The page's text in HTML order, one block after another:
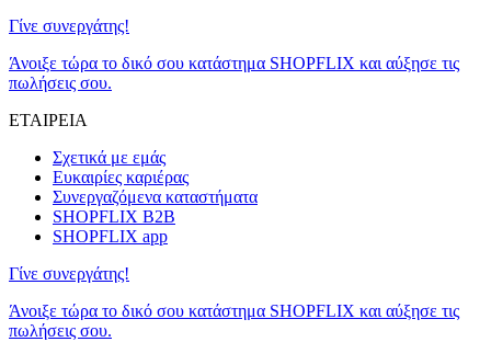
Γίνε συνεργάτης!
Άνοιξε τώρα το δικό σου κατάστημα SHOPFLIX και αύξησε τις
πωλήσεις σου.
ΕΤΑΙΡΕΙΑ
Σχετικά με εμάς
Ευκαιρίες καριέρας
Συνεργαζόμενα καταστήματα
SHOPFLIX B2B
SHOPFLIX app
Γίνε συνεργάτης!
Άνοιξε τώρα το δικό σου κατάστημα SHOPFLIX και αύξησε τις
πωλήσεις σου.